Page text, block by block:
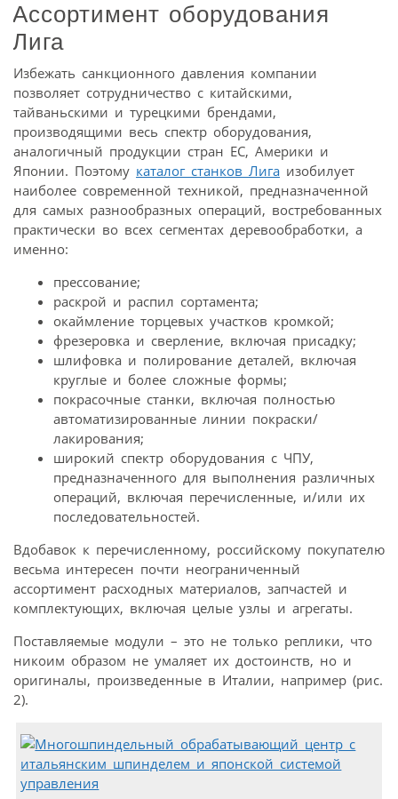
Ассортимент оборудования
Лига
Избежать санкционного давления компании
позволяет сотрудничество с китайскими,
тайваньскими и турецкими брендами,
производящими весь спектр оборудования,
аналогичный продукции стран ЕС, Америки и
Японии. Поэтому каталог станков Лига изобилует
наиболее современной техникой, предназначенной
для самых разнообразных операций, востребованных
практически во всех сегментах деревообработки, а
именно:
прессование;
раскрой и распил сортамента;
окаймление торцевых участков кромкой;
фрезеровка и сверление, включая присадку;
шлифовка и полирование деталей, включая
круглые и более сложные формы;
покрасочные станки, включая полностью
автоматизированные линии покраски/
лакирования;
широкий спектр оборудования с ЧПУ,
предназначенного для выполнения различных
операций, включая перечисленные, и/или их
последовательностей.
Вдобавок к перечисленному, российскому покупателю
весьма интересен почти неограниченный
ассортимент расходных материалов, запчастей и
комплектующих, включая целые узлы и агрегаты.
Поставляемые модули – это не только реплики, что
никоим образом не умаляет их достоинств, но и
оригиналы, произведенные в Италии, например (рис.
2).